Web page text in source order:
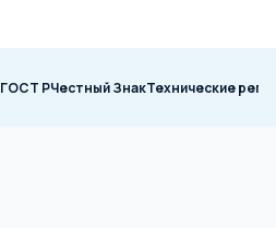
ГОСТ РЧестный ЗнакТехнические